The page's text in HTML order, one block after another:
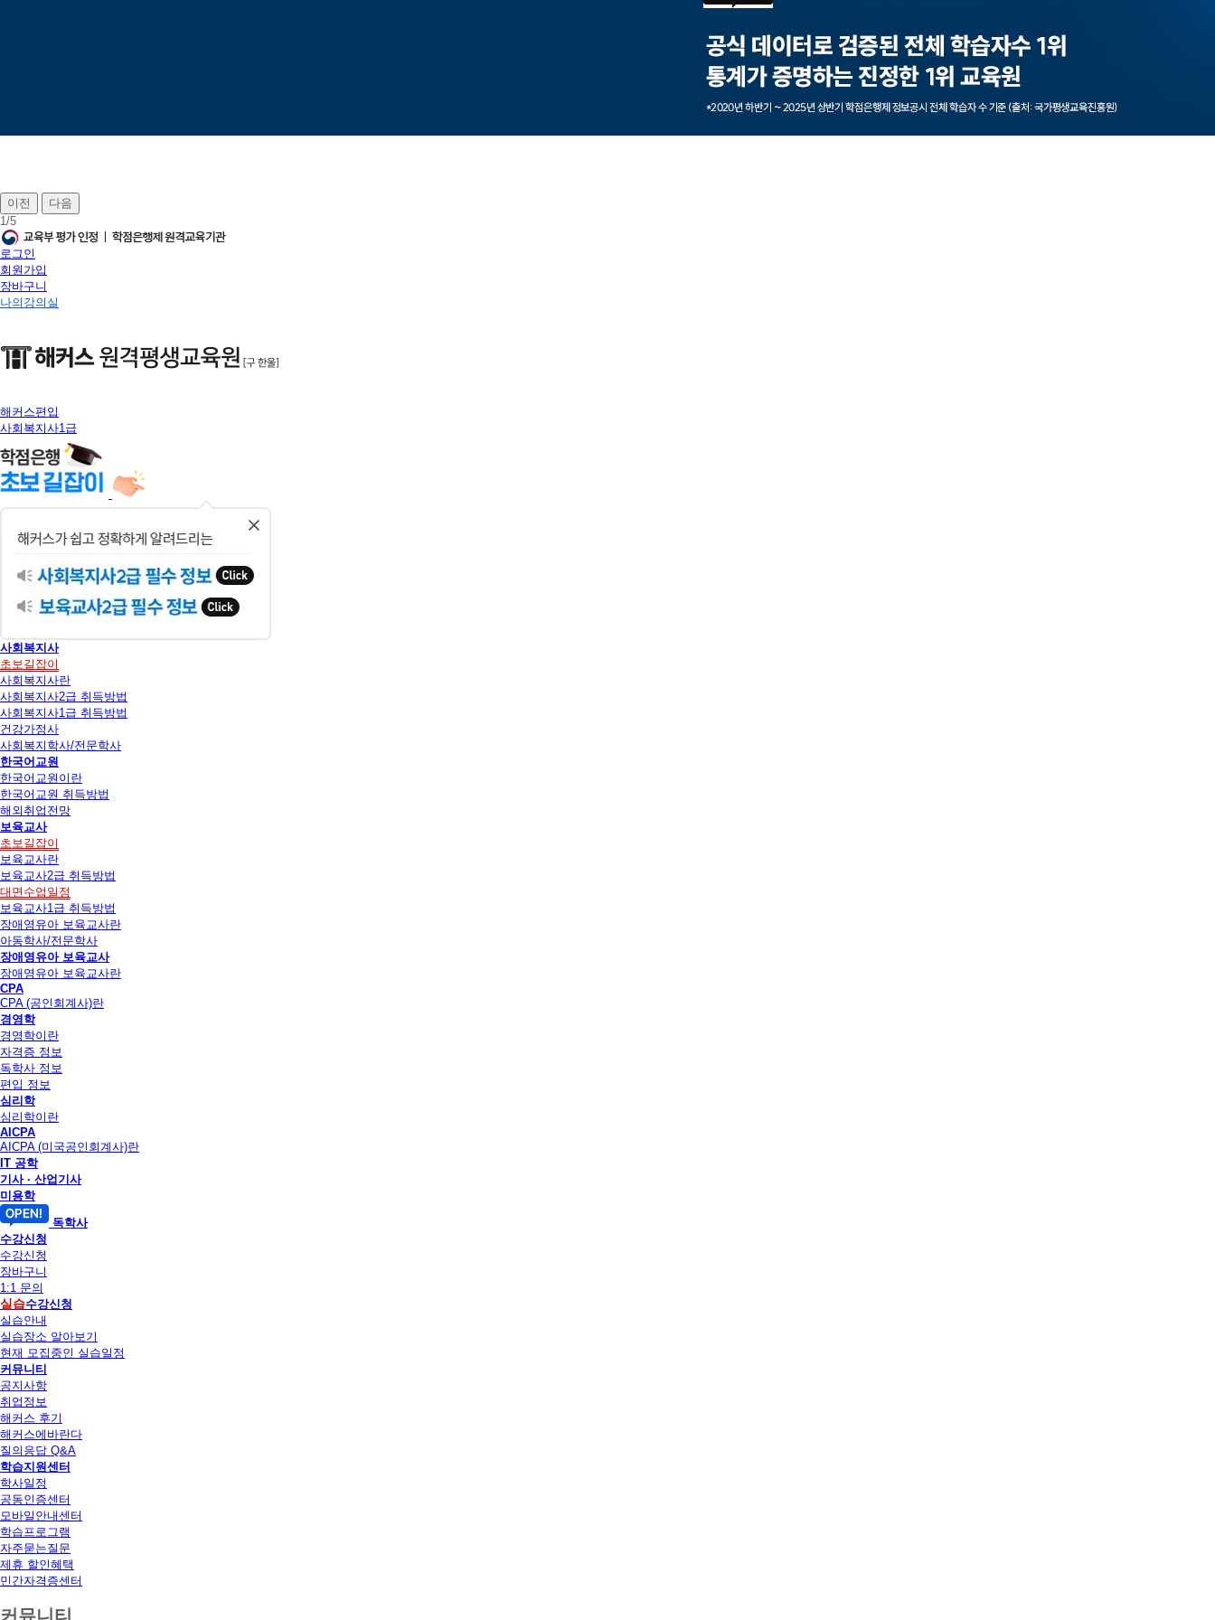
이전
다음
1/5
로그인
회원가입
장바구니
나의강의실
해커스편입
사회복지사1급
사회복지사
초보길잡이
사회복지사란
사회복지사2급 취득방법
사회복지사1급 취득방법
건강가정사
사회복지학사/전문학사
한국어교원
한국어교원이란
한국어교원 취득방법
해외취업전망
보육교사
초보길잡이
보육교사란
보육교사2급 취득방법
대면수업일정
보육교사1급 취득방법
장애영유아 보육교사란
아동학사/전문학사
장애영유아 보육교사
장애영유아 보육교사란
CPA
CPA (공인회계사)란
경영학
경영학이란
자격증 정보
독학사 정보
편입 정보
심리학
심리학이란
AICPA
AICPA (미국공인회계사)란
IT 공학
기사 · 산업기사
미용학
독학사
수강신청
수강신청
장바구니
1:1 문의
실습수강신청
실습안내
실습장소 알아보기
현재 모집중인 실습일정
커뮤니티
공지사항
취업정보
해커스 후기
해커스에바란다
질의응답 Q&A
학습지원센터
학사일정
공동인증센터
모바일안내센터
학습프로그램
자주묻는질문
제휴 할인혜택
민간자격증센터
커뮤니티